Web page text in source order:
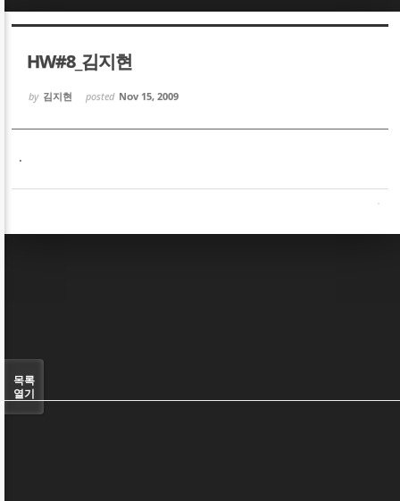
HW#8_김지현
by 김지현 posted Nov 15, 2009
.
목록
열기
Sketchbook5, 스케치북5
Sketchbook5, 스케치북5
Sketchbook5, 스케치북5
Sketchbook5, 스케치북5